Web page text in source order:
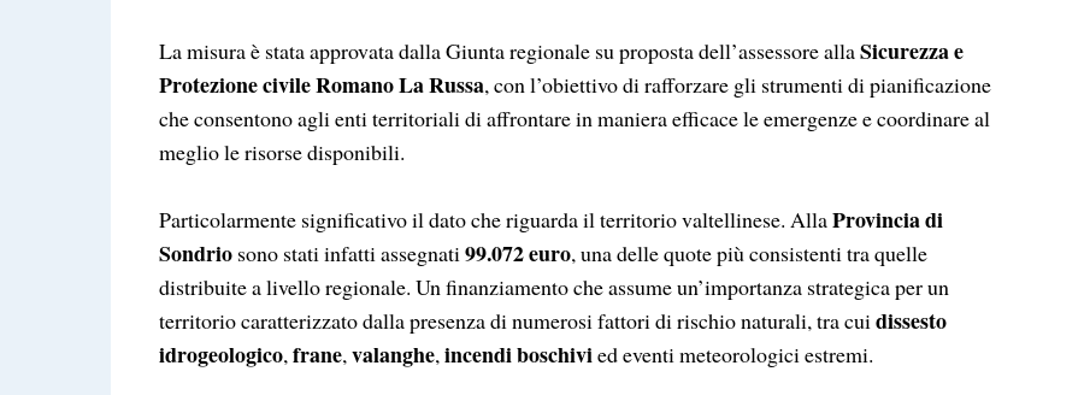
La misura è stata approvata dalla Giunta regionale su proposta dell’assessore allaSicurezza e
Protezione civile Romano La Russa, con l’obiettivo di rafforzare gli strumenti di pianificazione
che consentono agli enti territoriali di affrontare in maniera efficace le emergenze e coordinare al
meglio le risorse disponibili.
Particolarmente significativo il dato che riguarda il territorio valtellinese. AllaProvincia di
Sondrio sono stati infatti assegnati 99.072 euro, una delle quote più consistenti tra quelle
distribuite a livello regionale. Un finanziamento che assume un’importanza strategica per un
territorio caratterizzato dalla presenza di numerosi fattori di rischio naturali, tra cui dissesto
idrogeologico, frane, valanghe, incendi boschivied eventi meteorologici estremi.